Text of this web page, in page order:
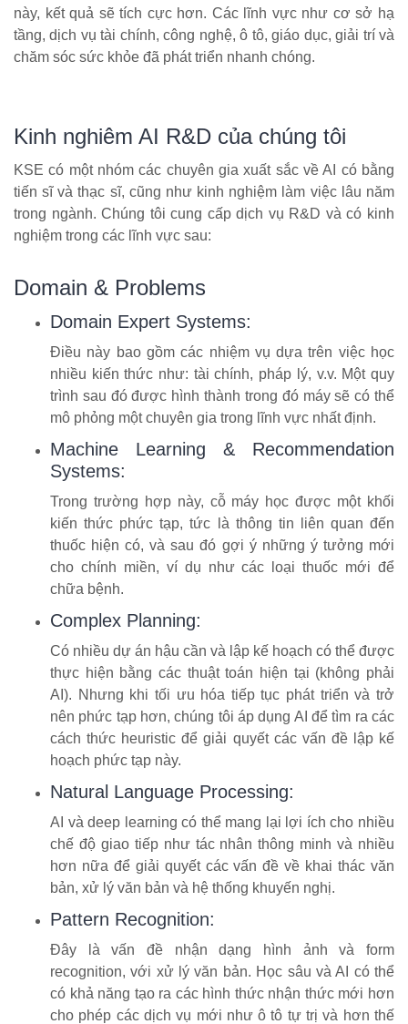
này, kết quả sẽ tích cực hơn. Các lĩnh vực như cơ sở hạ
tầng, dịch vụ tài chính, công nghệ, ô tô, giáo dục, giải trí và
chăm sóc sức khỏe đã phát triển nhanh chóng.
Kinh nghiêm AI R&D của chúng tôi
KSE có một nhóm các chuyên gia xuất sắc về AI có bằng
tiến sĩ và thạc sĩ, cũng như kinh nghiệm làm việc lâu năm
trong ngành. Chúng tôi cung cấp dịch vụ R&D và có kinh
nghiệm trong các lĩnh vực sau:
Domain & Problems
Domain Expert Systems:
Điều này bao gồm các nhiệm vụ dựa trên việc học
nhiều kiến thức như: tài chính, pháp lý, v.v. Một quy
trình sau đó được hình thành trong đó máy sẽ có thể
mô phỏng một chuyên gia trong lĩnh vực nhất định.
Machine Learning & Recommendation
Systems:
Trong trường hợp này, cỗ máy học được một khối
kiến thức phức tạp, tức là thông tin liên quan đến
thuốc hiện có, và sau đó gợi ý những ý tưởng mới
cho chính miền, ví dụ như các loại thuốc mới để
chữa bệnh.
Complex Planning:
Có nhiều dự án hậu cần và lập kế hoạch có thể được
thực hiện bằng các thuật toán hiện tại (không phải
AI). Nhưng khi tối ưu hóa tiếp tục phát triển và trở
nên phức tạp hơn, chúng tôi áp dụng AI để tìm ra các
cách thức heuristic để giải quyết các vấn đề lập kế
hoạch phức tạp này.
Natural Language Processing:
AI và deep learning có thể mang lại lợi ích cho nhiều
chế độ giao tiếp như tác nhân thông minh và nhiều
hơn nữa để giải quyết các vấn đề về khai thác văn
bản, xử lý văn bản và hệ thống khuyến nghị.
Pattern Recognition:
Đây là vấn đề nhận dạng hình ảnh và form
recognition, với xử lý văn bản. Học sâu và AI có thể
có khả năng tạo ra các hình thức nhận thức mới hơn
cho phép các dịch vụ mới như ô tô tự trị và hơn thế